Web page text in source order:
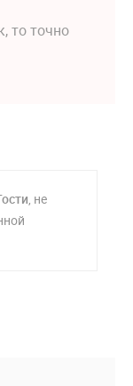
то точно
, не